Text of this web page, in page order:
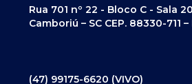
Rua 701 nº 22 - Bloco C - Sala
Camboriú – SC CEP. 88330-711 –
(47) 99175-6620 (VIVO)